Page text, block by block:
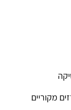
מקוריים